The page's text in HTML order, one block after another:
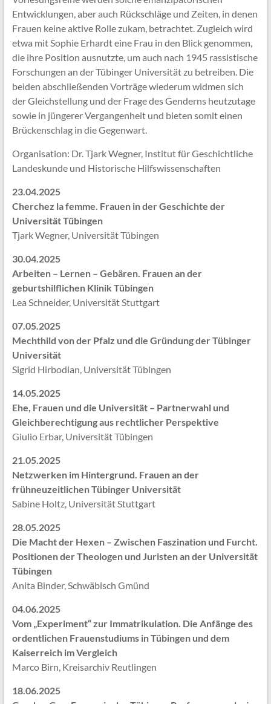
Entwicklungen, aber auch Rückschläge und Zeiten, in denen
Frauen keine aktive Rolle zukam, betrachtet. Zugleich wird
etwa mit Sophie Erhardt eine Frau in den Blick genommen,
die ihre Position ausnutzte, um auch nach 1945 rassistische
Forschungen an der Tübinger Universität zu betreiben. Die
beiden abschließenden Vorträge wiederum widmen sich
der Gleichstellung und der Frage des Genderns heutzutage
sowie in jüngerer Vergangenheit und bieten somit einen
Brückenschlag in die Gegenwart.
Organisation: Dr. Tjark Wegner, Institut für Geschichtliche
Landeskunde und Historische Hilfswissenschaften
23.04.2025
Cherchez la femme. Frauen in der Geschichte der
Universität Tübingen
Tjark Wegner, Universität Tübingen
30.04.2025
Arbeiten – Lernen – Gebären. Frauen an der
geburtshilflichen Klinik Tübingen
Lea Schneider, Universität Stuttgart
07.05.2025
Mechthild von der Pfalz und die Gründung der Tübinger
Universität
Sigrid Hirbodian, Universität Tübingen
14.05.2025
Ehe, Frauen und die Universität – Partnerwahl und
Gleichberechtigung aus rechtlicher Perspektive
Giulio Erbar, Universität Tübingen
21.05.2025
Netzwerken im Hintergrund. Frauen an der
frühneuzeitlichen Tübinger Universität
Sabine Holtz, Universität Stuttgart
28.05.2025
Die Macht der Hexen – Zwischen Faszination und Furcht.
Positionen der Theologen und Juristen an der Universität
Tübingen
Anita Binder, Schwäbisch Gmünd
04.06.2025
Vom „Experiment“ zur Immatrikulation. Die Anfänge des
ordentlichen Frauenstudiums in Tübingen und dem
Kaiserreich im Vergleich
Marco Birn, Kreisarchiv Reutlingen
18.06.2025